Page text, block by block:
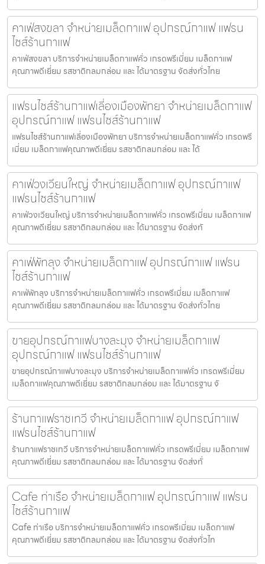
คาเฟ่สงขลา จำหน่ายเมล็ดกาแฟ อุปกรณ์กาแฟ แฟรน
ไชส์ร้านกาแฟ
คาเฟ่สงขลา บริการจำหน่ายเมล็ดกาแฟคั่ว เกรดพรีเมี่ยม เมล็ดกาแฟ
คุณภาพดีเยี่ยม รสชาติกลมกล่อม และ ได้มาตรฐาน จัดส่งทั่วไทย
แฟรนไชส์ร้านกาแฟเลี่องเมืองพัทยา จำหน่ายเมล็ดกาแฟ
อุปกรณ์กาแฟ แฟรนไชส์ร้านกาแฟ
แฟรนไชส์ร้านกาแฟเลี่องเมืองพัทยา บริการจำหน่ายเมล็ดกาแฟคั่ว เกรดพรี
เมี่ยม เมล็ดกาแฟคุณภาพดีเยี่ยม รสชาติกลมกล่อม และ ได้
คาเฟ่วงเวียนใหญ่ จำหน่ายเมล็ดกาแฟ อุปกรณ์กาแฟ
แฟรนไชส์ร้านกาแฟ
คาเฟ่วงเวียนใหญ่ บริการจำหน่ายเมล็ดกาแฟคั่ว เกรดพรีเมี่ยม เมล็ดกาแฟ
คุณภาพดีเยี่ยม รสชาติกลมกล่อม และ ได้มาตรฐาน จัดส่งทั
คาเฟ่พัทลุง จำหน่ายเมล็ดกาแฟ อุปกรณ์กาแฟ แฟรน
ไชส์ร้านกาแฟ
คาเฟ่พัทลุง บริการจำหน่ายเมล็ดกาแฟคั่ว เกรดพรีเมี่ยม เมล็ดกาแฟ
คุณภาพดีเยี่ยม รสชาติกลมกล่อม และ ได้มาตรฐาน จัดส่งทั่วไทย
ขายอุปกรณ์กาแฟบางละมุง จำหน่ายเมล็ดกาแฟ
อุปกรณ์กาแฟ แฟรนไชส์ร้านกาแฟ
ขายอุปกรณ์กาแฟบางละมุง บริการจำหน่ายเมล็ดกาแฟคั่ว เกรดพรีเมี่ยม
เมล็ดกาแฟคุณภาพดีเยี่ยม รสชาติกลมกล่อม และ ได้มาตรฐาน จั
ร้านกาแฟราชเทวี จำหน่ายเมล็ดกาแฟ อุปกรณ์กาแฟ
แฟรนไชส์ร้านกาแฟ
ร้านกาแฟราชเทวี บริการจำหน่ายเมล็ดกาแฟคั่ว เกรดพรีเมี่ยม เมล็ดกาแฟ
คุณภาพดีเยี่ยม รสชาติกลมกล่อม และ ได้มาตรฐาน จัดส่งทั่
Cafe ท่าเรือ จำหน่ายเมล็ดกาแฟ อุปกรณ์กาแฟ แฟรน
ไชส์ร้านกาแฟ
Cafe ท่าเรือ บริการจำหน่ายเมล็ดกาแฟคั่ว เกรดพรีเมี่ยม เมล็ดกาแฟ
คุณภาพดีเยี่ยม รสชาติกลมกล่อม และ ได้มาตรฐาน จัดส่งทั่วไท